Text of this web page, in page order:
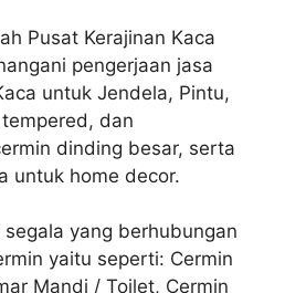
Pusat Kerajinan Kaca
pengerjaan jasa
untuk Jendela, Pintu,
dan
dinding besar, serta
untuk home decor.
yang berhubungan
yaitu seperti: Cermin
Mandi / Toilet, Cermin